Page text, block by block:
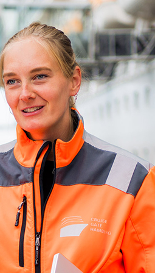
Hafen am